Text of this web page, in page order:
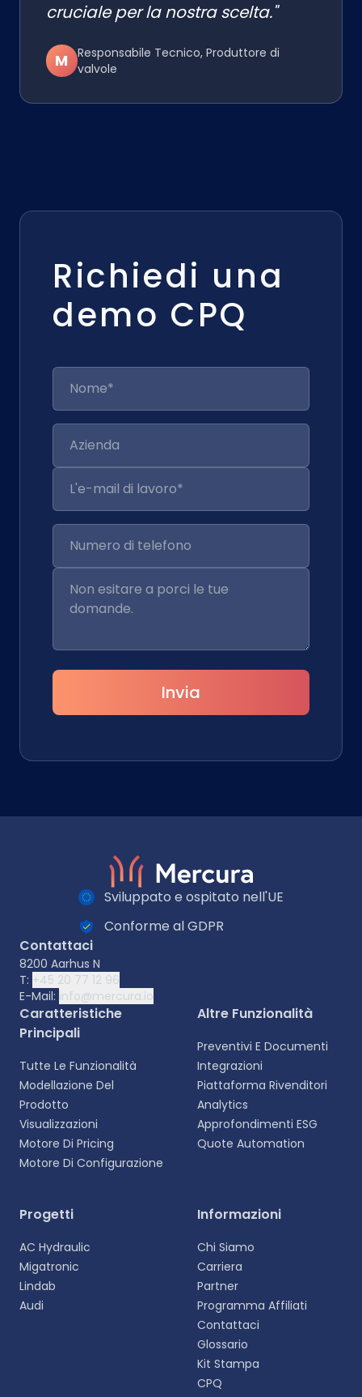
Selezionare la lingua
un'esperienza più personalizzata.
cruciale per la nostra scelta."
M Responsabile Tecnico, Produttore di
valvole
Richiedi una
demo CPQ
Invia
Sviluppato e ospitato nell'UE
Conforme al GDPR
Contattaci
8200 Aarhus N
T: +45 20 77 12 96
E-Mail: info@mercura.io
Caratteristiche
Principali
Tutte Le Funzionalità
Modellazione Del
Prodotto
Visualizzazioni
Motore Di Pricing
Motore Di Configurazione
Altre Funzionalità
Preventivi E Documenti
Integrazioni
Piattaforma Rivenditori
Analytics
Approfondimenti ESG
Quote Automation
Progetti
AC Hydraulic
Migatronic
Lindab
Audi
Informazioni
Chi Siamo
Carriera
Partner
Programma Affiliati
Contattaci
Glossario
Kit Stampa
CPQ